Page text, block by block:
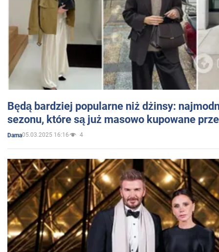
Będą bardziej popularne niż dżinsy:
sezonu, które są już masowo kupowane
Dama05.03.2025 16:16 4